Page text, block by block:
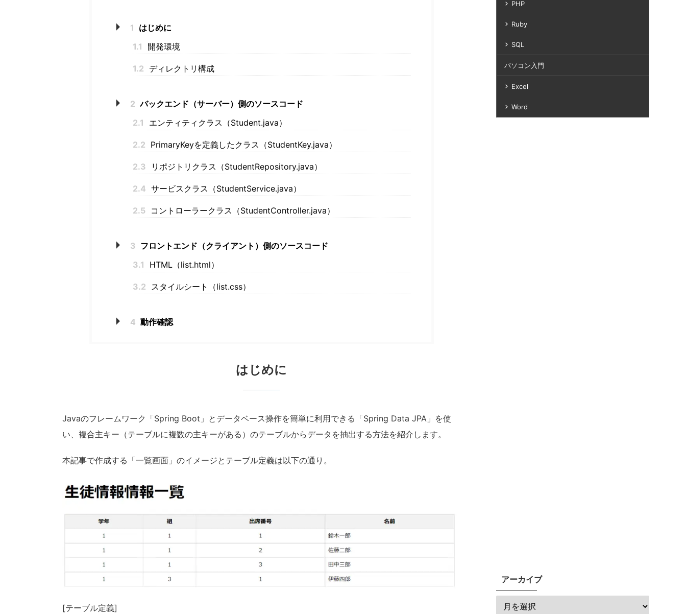
1 はじめに
1.1
開発環境
1.2 ディレクトリ構成
2 バックエンド（サーバー）側のソースコード
2.1
エンティティクラス（Student.java）
2.2 PrimaryKeyを定義したクラス（StudentKey.java）
2.3 リポジトリクラス（StudentRepository.java）
2.4 サービスクラス（StudentService.java）
2.5 コントローラークラス（StudentController.java）
3 フロントエンド（クライアント）側のソースコード
3.1
HTML（list.html）
3.2 スタイルシート（list.css）
4 動作確認
はじめに
Javaのフレームワーク「Spring Boot」とデータベース操作を簡単に利用できる「Spring Data JPA」を使
い、複合主キー（テーブルに複数の主キーがある）のテーブルからデータを抽出する方法を紹介します。
本記事で作成する「一覧画面」のイメージとテーブル定義は以下の通り。
[テーブル定義]
PHP
Ruby
SQL
パソコン入門
Excel
Word
アーカイブ